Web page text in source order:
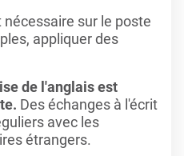
nécessaire sur le poste
appliquer des
de l'anglais est
Des échanges à l'écrit
avec les
étrangers.